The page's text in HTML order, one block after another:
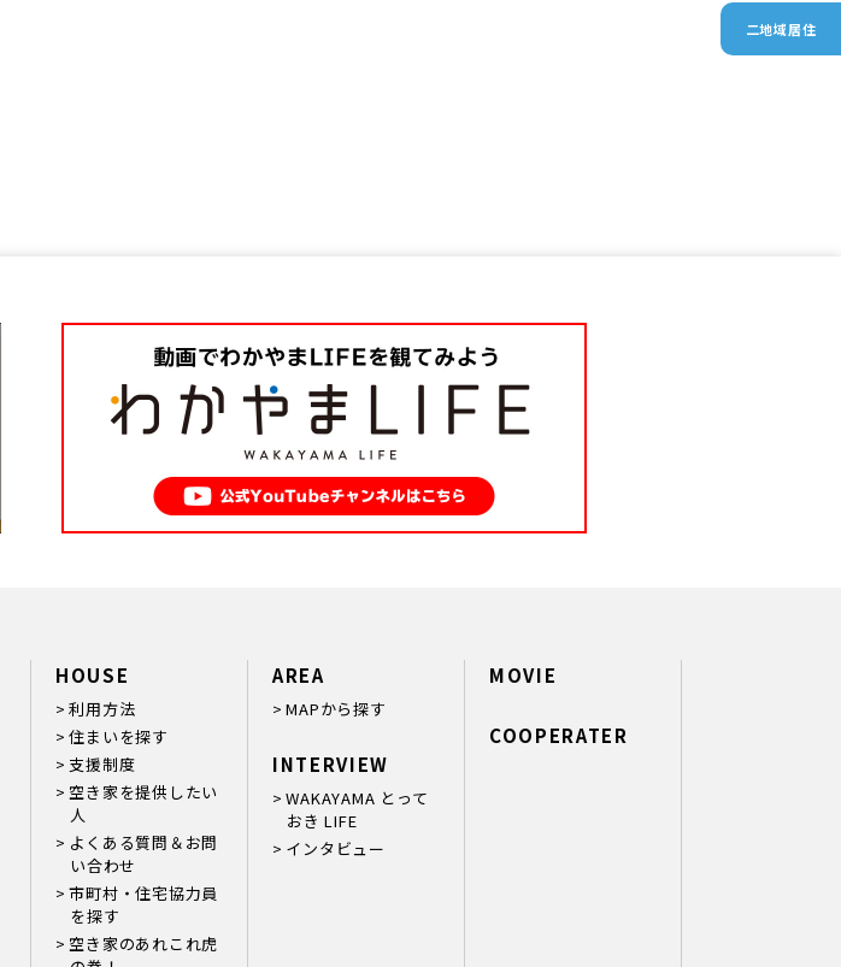
二地域居住
HOUSE
利用方法
住まいを探す
支援制度
空き家を提供したい
人
よくある質問＆お問
い合わせ
市町村・住宅協力員
を探す
空き家のあれこれ虎
AREA
MAPから探す
INTERVIEW
WAKAYAMA とって
おき LIFE
インタビュー
MOVIE
COOPERATER